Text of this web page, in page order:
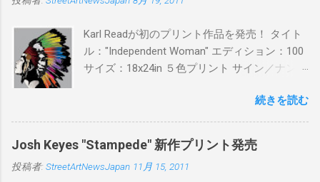
¥16,000(¥17,280) 購入は、 こちら から
Karl Readが初のプリント作品を発売！ タイト
ル："Independent Woman" エディション：100
サイズ：18x24in ５色プリント サイン／ナンバ
ドフィニッシュバージョン（エディション：
25）$125 購入は８月２６日に こちら から
続きを読む
Josh Keyes "Stampede" 新作プリント発売
投稿者: StreetArtNewsJapan 11月 15, 2011